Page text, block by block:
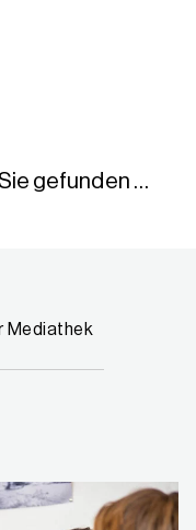
gefunden …
Mediathek